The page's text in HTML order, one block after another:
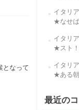
となって
イタリ
★なせ
イタリ
★スト！
イタリ
★ある
最近の